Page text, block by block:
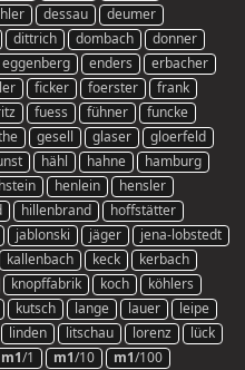
dessau
deumer
dittrich dombach
donner
eggenberg enders
erbacher
ficker foerster
frank
fuess fühner
funcke
gesell glaser
gloerfeld
hähl hahne
hamburg
henlein
hensler
hillenbrand
hoffstätter
jablonski jäger
jena-lobstedt
kallenbach keck
kerbach
knopffabrik koch
köhlers
kutsch lange lauer
leipe
linden litschau lorenz
lück
m1/1 m1/10 m1/100